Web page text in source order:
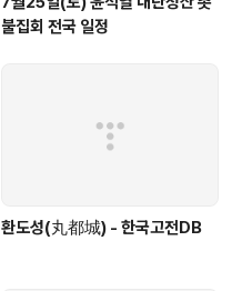
불집회 전국 일정
환도성(丸都城) - 한국고전DB